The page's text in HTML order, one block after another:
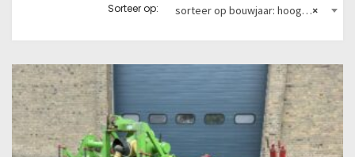
Sorteer op: ×
sorteer op bouwjaar: hoog naar laag